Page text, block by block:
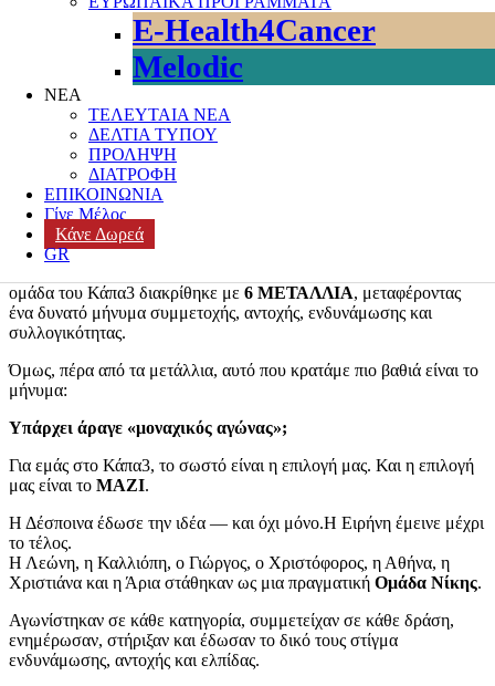
E-Health4Cancer
Melodic
ΝΕΑ
ΤΕΛΕΥΤΑΙΑ ΝΕΑ
ΔΕΛΤΙΑ ΤΥΠΟΥ
ΠΡΟΛΗΨΗ
ΔΙΑΤΡΟΦΗ
ΕΠΙΚΟΙΝΩΝΙΑ
Γίνε Μέλος
Κάνε Δωρεά
GR
καρκίνος και εθελοντισμός,Κοινωική Υποστήριξη,
Κοινωνία των πολιτών,ΜΚΟ,Ογκολογικοί Ασθενείς
Ογκολογική Φροντίδα
ΠΑΓΚΟΣΜΙΑ ΜΕΡΑ ΕΠΙΖΩΝΤΩΝ
ΠΑΓΚΟΣΜΙΕΣ ΗΜΕΡΕΣ
ΠΟΙΟΤΗΤΑ ΣΤΗΝ ΟΓΚΟΛΟΓΙΚΗ ΦΡΟΝΤΙΔΑ
ΠΡΟΓΡΑΜΜΑ ΥΠΟΣΤΗΡΙΞΗΣ
ΨΥΧΟΚΟΙΝΩΝΙΚΗ ΥΠΟΣΤΗΡΙΞΗ
Το Κέντρο Καθοδήγησης Καρκινοπαθών – Κάπα3 συμμετείχε με
ιδιαίτερη χαρά και συγκίνηση στον
Διάπλου Βουλιαγμένης
διοργάνωση τουΝαυτικού Ομίλου Βουλιαγμένης
ομάδα του Κάπα3 διακρίθηκε με 6 ΜΕΤΑΛΛΙΑ, μεταφέροντας
ένα δυνατό μήνυμα συμμετοχής, αντοχής, ενδυνάμωσης και
συλλογικότητας.
Όμως, πέρα από τα μετάλλια, αυτό που κρατάμε πιο βαθιά είναι το
μήνυμα:
Υπάρχει άραγε «μοναχικός αγώνας»;
Για εμάς στο Κάπα3, το σωστό είναι η επιλογή μας. Και η επιλογή
μας είναι το ΜΑΖΙ.
Η Δέσποινα έδωσε την ιδέα — και όχι μόνο.Η Ειρήνη έμεινε μέχρι
το τέλος.
Η Λεώνη, η Καλλιόπη, ο Γιώργος, ο Χριστόφορος, η Αθήνα, η
Χριστιάνα και η Άρια στάθηκαν ως μια πραγματική Ομάδα Νίκης.
Αγωνίστηκαν σε κάθε κατηγορία, συμμετείχαν σε κάθε δράση,
ενημέρωσαν, στήριξαν και έδωσαν το δικό τους στίγμα
ενδυνάμωσης, αντοχής και ελπίδας.